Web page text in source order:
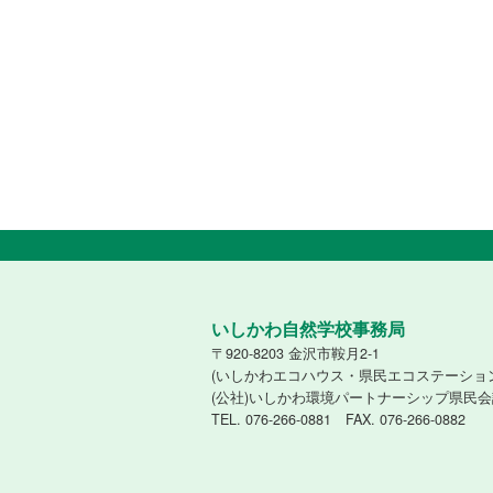
いしかわ自然学校事務局
〒920-8203 金沢市鞍月2-1
(いしかわエコハウス・県民エコステーショ
(公社)いしかわ環境パートナーシップ県民
TEL. 076-266-0881 FAX. 076-266-0882